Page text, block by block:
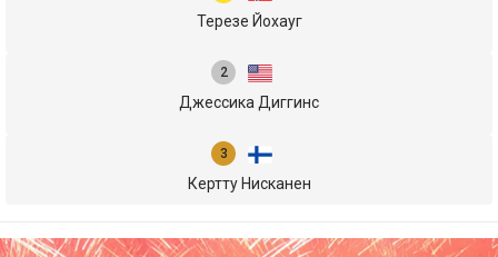
Терезе Йохауг
Джессика Диггинс
Кертту Нисканен